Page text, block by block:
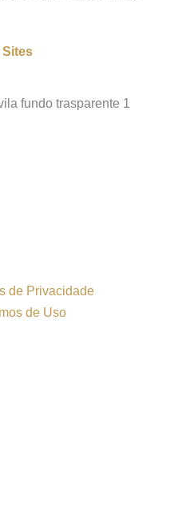
Sites
de Privacidade
de Uso